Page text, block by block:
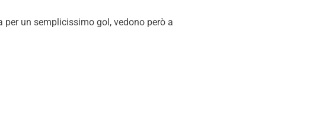
un semplicissimo gol, vedono però a